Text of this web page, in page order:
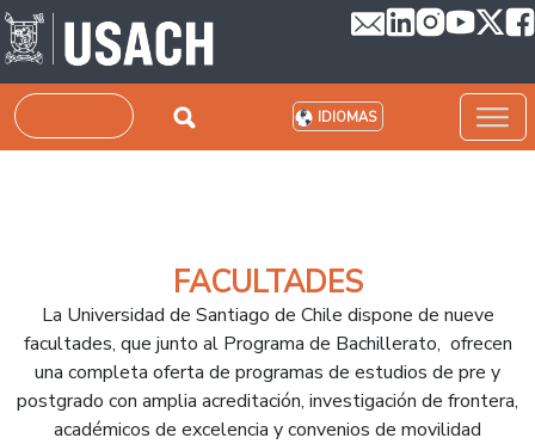
Pasar al contenido principal
Buscar IDIOMAS
FACULTADES
La Universidad de Santiago de Chile dispone de nueve
facultades, que junto al Programa de Bachillerato, ofrecen
una completa oferta de programas de estudios de pre y
postgrado con amplia acreditación, investigación de frontera,
académicos de excelencia y convenios de movilidad